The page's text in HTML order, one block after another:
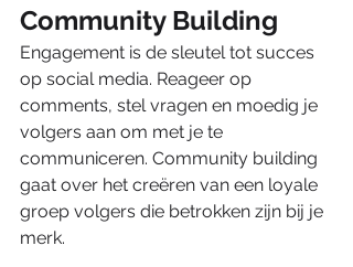
Community Building
Engagement is de sleutel tot succes
op social media. Reageer op
comments, stel vragen en moedig je
volgers aan om met je te
communiceren. Community building
gaat over het creëren van een loyale
groep volgers die betrokken zijn bij je
merk.